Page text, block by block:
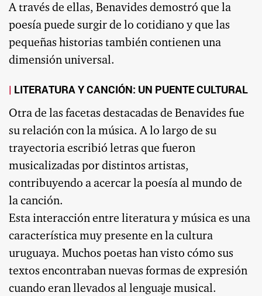
A través de ellas, Benavides demostró que la
poesía puede surgir de lo cotidiano y que las
pequeñas historias también contienen una
dimensión universal.
LITERATURA Y CANCIÓN: UN PUENTE CULTURAL
Otra de las facetas destacadas de Benavides fue
su relación con la música. A lo largo de su
trayectoria escribió letras que fueron
musicalizadas por distintos artistas,
contribuyendo a acercar la poesía al mundo de
la canción.
Esta interacción entre literatura y música es una
característica muy presente en la cultura
uruguaya. Muchos poetas han visto cómo sus
textos encontraban nuevas formas de expresión
cuando eran llevados al lenguaje musical.